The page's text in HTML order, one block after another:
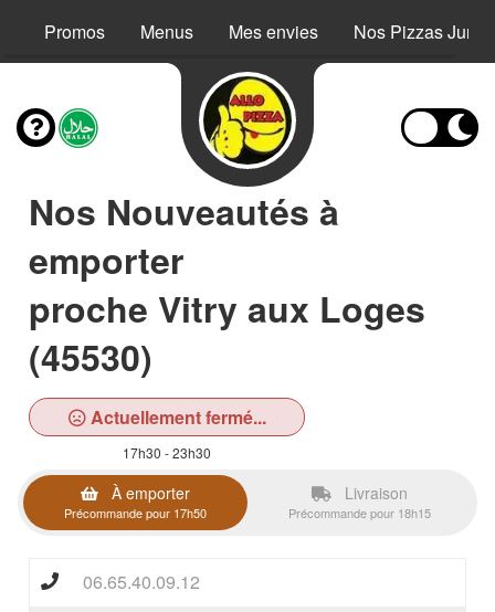
Promos Menus Mes envies Nos Pizzas Junior
Nos Nouveautés à
emporter
proche Vitry aux Loges
(45530)
Actuellement fermé...
17h30 - 23h30
À emporter
Précommande pour 17h50
Livraison
Précommande pour 18h15
06.65.40.09.12